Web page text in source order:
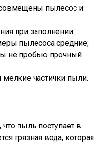
пылесос и
при заполнении
пылесоса средние;
не пробью прочный
частички пыли.
что пыль поступает в
грязная вода, которая